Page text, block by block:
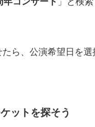
ら、公演希望日を選
ットを探そう